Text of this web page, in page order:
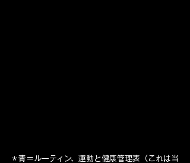
＊青＝ルーティン、運動と健康管理表（これは当